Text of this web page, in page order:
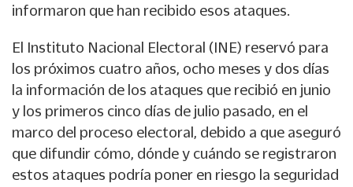
informaron que han recibido esos ataques.
El Instituto Nacional Electoral (INE) reservó para
los próximos cuatro años, ocho meses y dos días
la información de los ataques que recibió en junio
y los primeros cinco días de julio pasado, en el
marco del proceso electoral, debido a que aseguró
que difundir cómo, dónde y cuándo se registraron
estos ataques podría poner en riesgo la seguridad